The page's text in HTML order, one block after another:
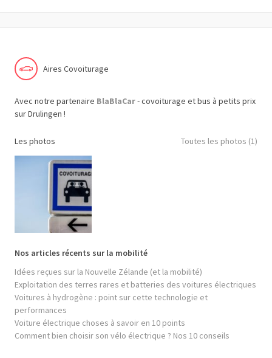
Aires Covoiturage
Avec notre partenaire BlaBlaCar- covoiturage et bus à petits prix
sur Drulingen !
Les photos Toutes les photos (1)
Nos articles récents sur la mobilité
Idées reçues sur la Nouvelle Zélande (et la mobilité)
Exploitation des terres rares et batteries des voitures électriques
Voitures à hydrogène : point sur cette technologie et
performances
Voiture électrique choses à savoir en 10 points
Comment bien choisir son vélo électrique ? Nos 10 conseils